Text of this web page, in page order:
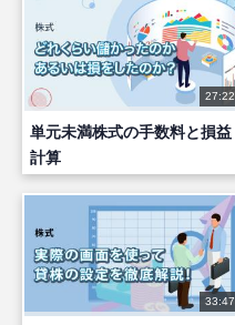
27:22
単元未満株式の手数料と損益
計算
33:47